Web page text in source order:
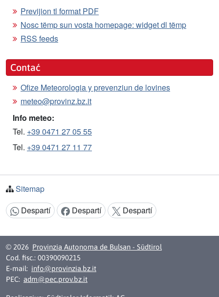
Previjion tl format PDF
Nosc tëmp sun vosta homepage: widget dl tëmp
RSS feeds
Contać
Ofize Meteorologia y prevenziun de lovines
meteo@provinz.bz.it
Info meteo:
Tel. +39 0471 27 05 55
Tel. +39 0471 27 11 77
Sitemap
Argomënt despartí:
Despartí Despartí Despartí
© 2026 Provinzia Autonoma de Bulsan - Südtirol
Cod. fisc.: 00390090215
E-mail: info@provinzia.bz.it
PEC: adm@pec.prov.bz.it